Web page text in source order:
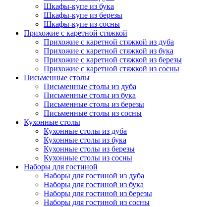
Шкафы-купе из бука
Шкафы-купе из березы
Шкафы-купе из сосны
Прихожие с каретной стяжкой
Прихожие с каретной стяжкой из дуба
Прихожие с каретной стяжкой из бука
Прихожие с каретной стяжкой из березы
Прихожие с каретной стяжкой из сосны
Письменные столы
Письменные столы из дуба
Письменные столы из бука
Письменные столы из березы
Письменные столы из сосны
Кухонные столы
Кухонные столы из дуба
Кухонные столы из бука
Кухонные столы из березы
Кухонные столы из сосны
Наборы для гостиной
Наборы для гостиной из дуба
Наборы для гостиной из бука
Наборы для гостиной из березы
Наборы для гостиной из сосны